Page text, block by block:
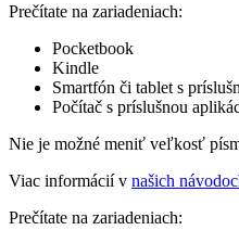
Prečítate na zariadeniach:
Pocketbook
Kindle
Smartfón či tablet s
Počítač s príslušnou
Nie je možné meniť veľkosť
Viac informácií v našich
Prečítate na zariadeniach: